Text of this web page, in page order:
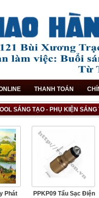
THANH TOÁN
SÁNG TẠO - PHỤ KIỆN
Phát
PPKP09 Tẩu Sạc Điện